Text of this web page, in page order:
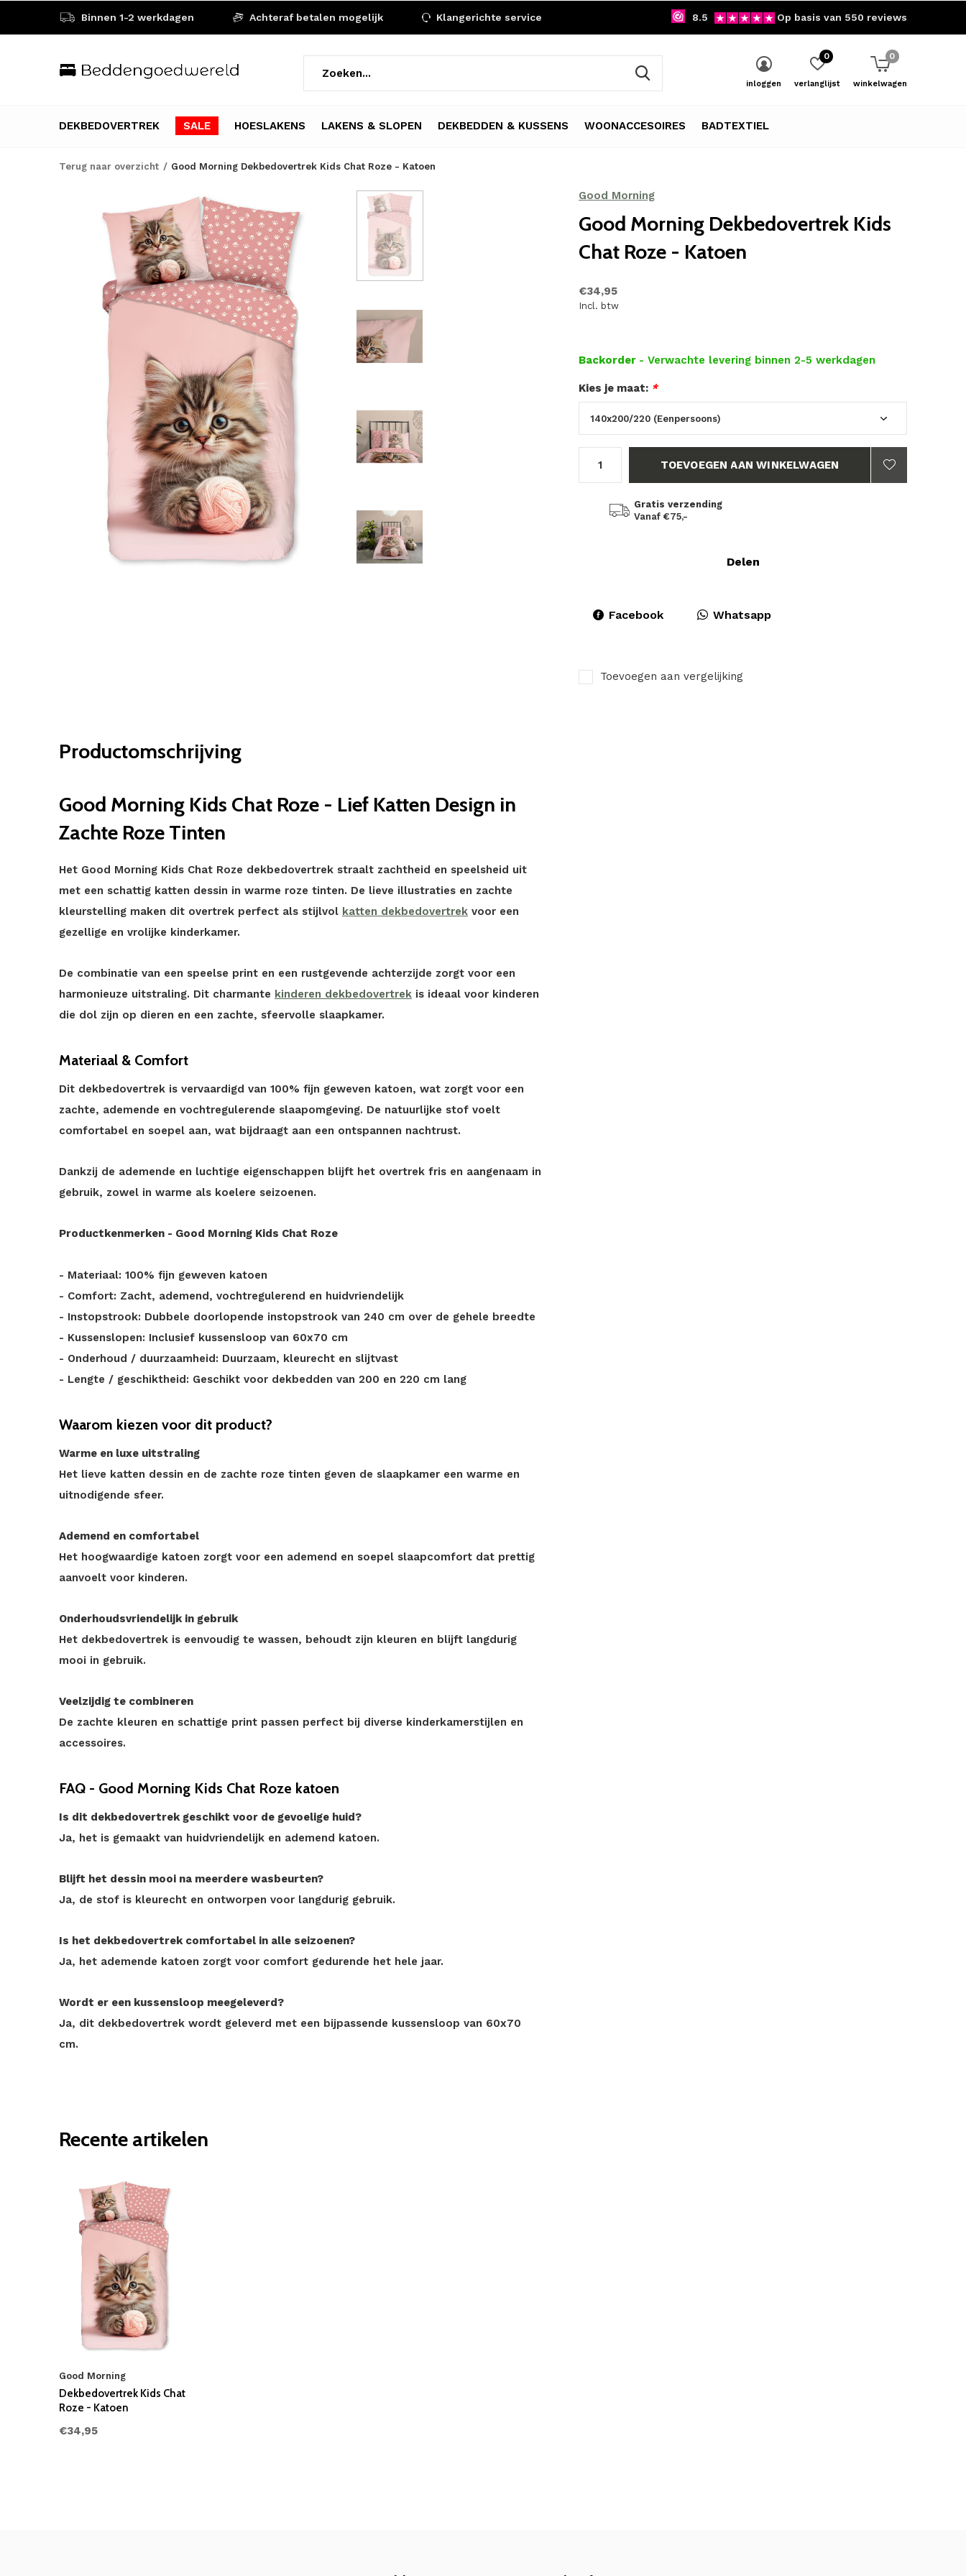
DEKBEDOVERTREK SALE HOESLAKENS LAKENS & SLOPEN DEKBEDDEN & KUSSENS WOONACCESOIRES BADTEXTIEL
inloggen verlanglijst
0
winkelwagen
0
Binnen 1-2 werkdagen Achteraf betalen mogelijk Klangerichte service 8.5 Op basis van 550 reviews
Terug naar overzicht Good Morning Dekbedovertrek Kids Chat Roze - Katoen
Good Morning
Good Morning Dekbedovertrek Kids
Chat Roze - Katoen
€34,95
Incl. btw
Backorder - Verwachte levering binnen 2-5 werkdagen
Kies je maat: *
TOEVOEGEN AAN WINKELWAGEN
Gratis verzending
Vanaf €75,-
Delen
Facebook Whatsapp
Toevoegen aan vergelijking
Productomschrijving
Good Morning Kids Chat Roze - Lief Katten Design in
Zachte Roze Tinten
Het Good Morning Kids Chat Roze dekbedovertrek straalt zachtheid en speelsheid uit
met een schattig katten dessin in warme roze tinten. De lieve illustraties en zachte
kleurstelling maken dit overtrek perfect als stijlvol katten dekbedovertrek voor een
gezellige en vrolijke kinderkamer.
De combinatie van een speelse print en een rustgevende achterzijde zorgt voor een
harmonieuze uitstraling. Dit charmante kinderen dekbedovertrek is ideaal voor kinderen
die dol zijn op dieren en een zachte, sfeervolle slaapkamer.
Materiaal & Comfort
Dit dekbedovertrek is vervaardigd van 100% fijn geweven katoen, wat zorgt voor een
zachte, ademende en vochtregulerende slaapomgeving. De natuurlijke stof voelt
comfortabel en soepel aan, wat bijdraagt aan een ontspannen nachtrust.
Dankzij de ademende en luchtige eigenschappen blijft het overtrek fris en aangenaam in
gebruik, zowel in warme als koelere seizoenen.
Productkenmerken - Good Morning Kids Chat Roze
- Materiaal: 100% fijn geweven katoen
- Comfort: Zacht, ademend, vochtregulerend en huidvriendelijk
- Instopstrook: Dubbele doorlopende instopstrook van 240 cm over de gehele breedte
- Kussenslopen: Inclusief kussensloop van 60x70 cm
- Onderhoud / duurzaamheid: Duurzaam, kleurecht en slijtvast
- Lengte / geschiktheid: Geschikt voor dekbedden van 200 en 220 cm lang
Waarom kiezen voor dit product?
Warme en luxe uitstraling
Het lieve katten dessin en de zachte roze tinten geven de slaapkamer een warme en
uitnodigende sfeer.
Ademend en comfortabel
Het hoogwaardige katoen zorgt voor een ademend en soepel slaapcomfort dat prettig
aanvoelt voor kinderen.
Onderhoudsvriendelijk in gebruik
Het dekbedovertrek is eenvoudig te wassen, behoudt zijn kleuren en blijft langdurig
mooi in gebruik.
Veelzijdig te combineren
De zachte kleuren en schattige print passen perfect bij diverse kinderkamerstijlen en
accessoires.
FAQ - Good Morning Kids Chat Roze katoen
Is dit dekbedovertrek geschikt voor de gevoelige huid?
Ja, het is gemaakt van huidvriendelijk en ademend katoen.
Blijft het dessin mooi na meerdere wasbeurten?
Ja, de stof is kleurecht en ontworpen voor langdurig gebruik.
Is het dekbedovertrek comfortabel in alle seizoenen?
Ja, het ademende katoen zorgt voor comfort gedurende het hele jaar.
Wordt er een kussensloop meegeleverd?
Ja, dit dekbedovertrek wordt geleverd met een bijpassende kussensloop van 60x70
cm.
Recente artikelen
Good Morning
Dekbedovertrek Kids Chat
Roze - Katoen
€34,95